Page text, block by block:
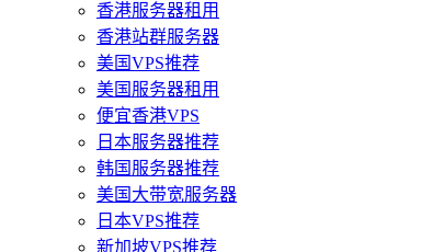
香港服务器租用
香港站群服务器
美国VPS推荐
美国服务器租用
便宜香港VPS
日本服务器推荐
韩国服务器推荐
美国大带宽服务器
日本VPS推荐
新加坡VPS推荐